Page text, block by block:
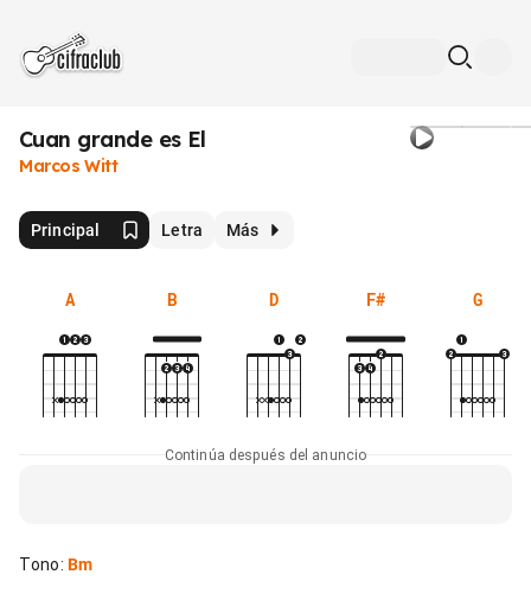
Cuan grande es El
Marcos Witt
Principal Letra Más
A B D F# G
Continúa después del anuncio
Tono: Bm